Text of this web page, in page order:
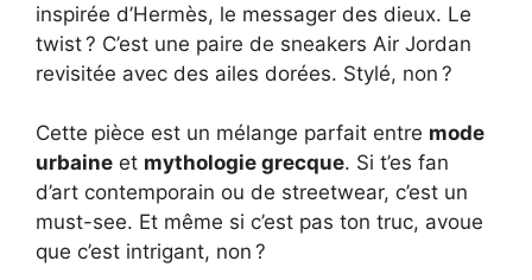
inspirée d’Hermès, le messager des dieux. Le
twist ? C’est une paire de sneakers Air Jordan
revisitée avec des ailes dorées. Stylé, non ?
Cette pièce est un mélange parfait entre mode
urbaine et mythologie grecque. Si t’es fan
d’art contemporain ou de streetwear, c’est un
must-see. Et même si c’est pas ton truc, avoue
que c’est intrigant, non ?